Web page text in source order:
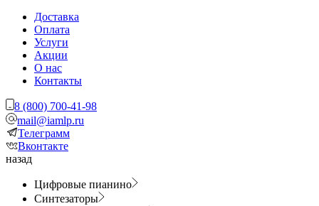
Доставка
Оплата
Услуги
Акции
О нас
Контакты
8 (800) 700-41-98
mail@iamlp.ru
Телеграмм
Вконтакте
назад
Цифровые пианино
Синтезаторы